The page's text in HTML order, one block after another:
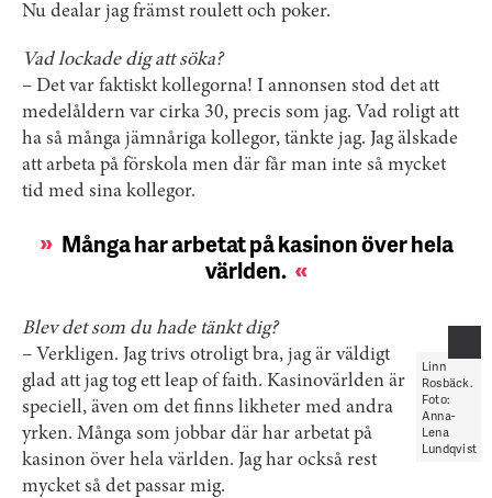
Nu dealar jag främst roulett och poker.
Vad lockade dig att söka?
– Det var faktiskt kollegorna! I annonsen stod det att
medelåldern var cirka 30, precis som jag. Vad roligt att
ha så många jämnåriga kollegor, tänkte jag. Jag älskade
att arbeta på förskola men där får man inte så mycket
tid med sina kollegor.
Många har arbetat på kasinon över hela
världen.
Linn
Rosbäck.
Foto:
Anna-
Lena
Lundqvist
Blev det som du hade tänkt dig?
– Verkligen. Jag trivs otroligt bra, jag är väldigt
glad att jag tog ett leap of faith. Kasinovärlden är
speciell, även om ­det finns likheter med andra
yrken. Många som jobbar där har arbetat på
kasinon över hela världen. Jag har också rest
mycket så det passar mig.